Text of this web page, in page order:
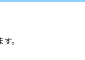
。